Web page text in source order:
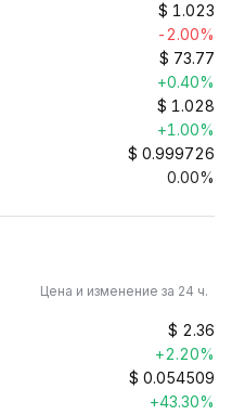
$ 1.023
-2.00%
$ 73.77
+0.40%
$ 1.028
+1.00%
$ 0.999726
0.00%
Цена и изменение за 24 ч.
$ 2.36
+2.20%
$ 0.054509
+43.30%